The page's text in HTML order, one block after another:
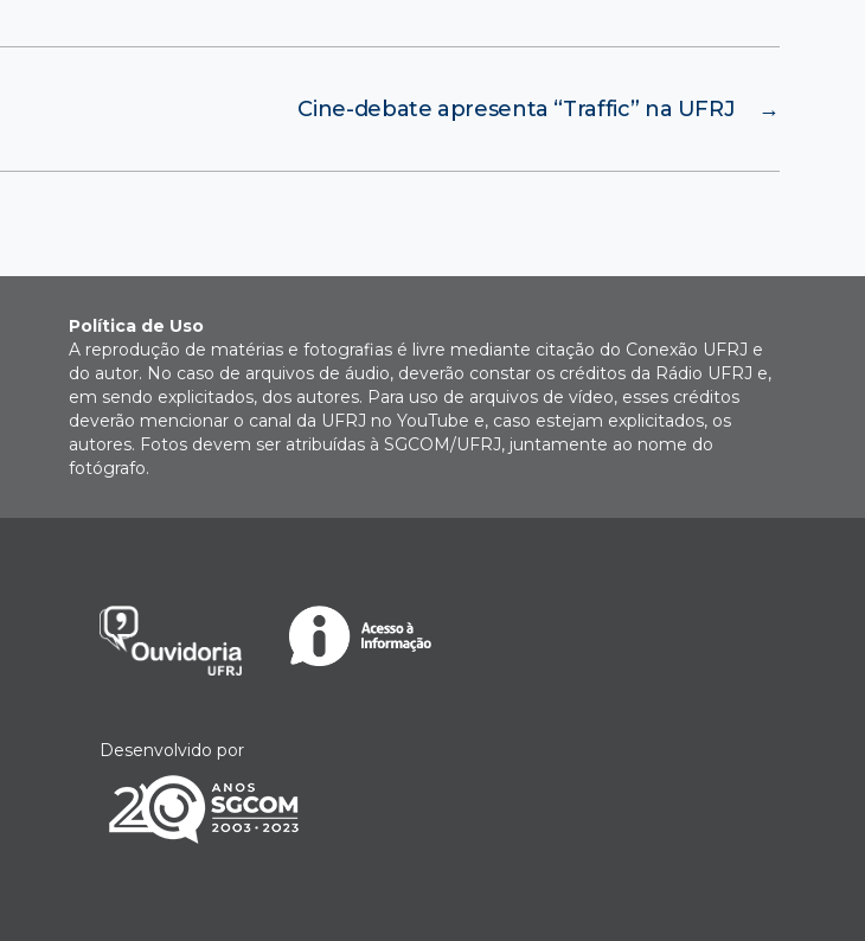
→
Cine-debate apresenta “Traffic” na UFRJ
Política de Uso
A reprodução de matérias e fotografias é livre mediante citação do Conexão UFRJ e
do autor. No caso de arquivos de áudio, deverão constar os créditos da Rádio UFRJ e,
em sendo explicitados, dos autores. Para uso de arquivos de vídeo, esses créditos
deverão mencionar o canal da UFRJ no YouTube e, caso estejam explicitados, os
autores. Fotos devem ser atribuídas à SGCOM/UFRJ, juntamente ao nome do
fotógrafo.
Desenvolvido por